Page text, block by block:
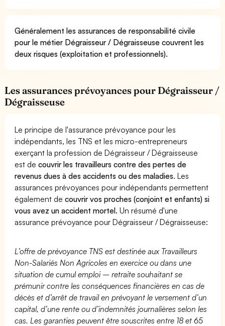
Généralement les assurances de responsabilité civile
pour le métier Dégraisseur / Dégraisseuse couvrent les
deux risques (exploitation et professionnels).
Les assurances prévoyances pour Dégraisseur /
Dégraisseuse
Le principe de l'assurance prévoyance pour les
indépendants, les TNS et les micro-entrepreneurs
exerçant la profession de Dégraisseur / Dégraisseuse
est decouvrir les travailleurs contre des pertes de
revenus dues à des accidents ou des maladies. Les
assurances prévoyances pour indépendants permettent
également decouvrir vos proches (conjoint et enfants) si
vous avez un accident mortel. Un résumé d'une
assurance prévoyance pour Dégraisseur / Dégraisseuse:
L’offre de prévoyance TNS est destinée aux Travailleurs
Non-Salariés Non Agricoles en exercice ou dans une
situation de cumul emploi – retraite souhaitant se
prémunir contre les conséquences financières en cas de
décès et d’arrêt de travail en prévoyant le versement d’un
capital, d’une rente ou d’indemnités journalières selon les
cas. Les garanties peuvent être souscrites entre 18 et 65